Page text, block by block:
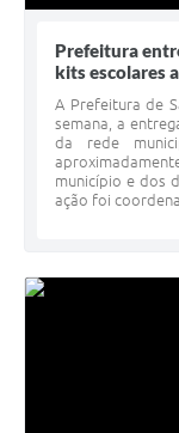
Prefeitura
kits escolares
A Prefeitura de
semana, a
da rede
município e dos
ação foi